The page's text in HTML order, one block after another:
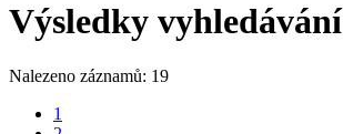
Výsledky vyhledávání
Nalezeno záznamů: 19
1